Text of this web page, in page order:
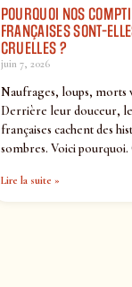
POURQUOI NOS
FRANÇAISES SONT-
CRUELLES ?
juin 7, 2026
Naufrages, loups, morts
Derrière leur douceur,
françaises cachent des
sombres. Voici pourquoi.
Lire la suite »